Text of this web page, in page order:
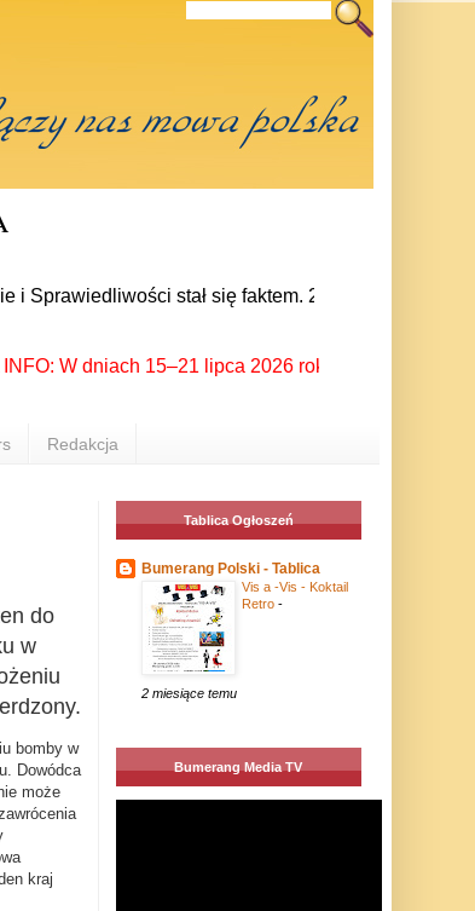
stał się faktem. 24 lipca prezes partii
W dniach 15–21 lipca 2026 roku Rzeszów
Redakcja
do
w
bomby w
Dowódca
może
kraj
Tablica Ogłoszeń
Bumerang Polski - Tablica
Vis a -Vis - Koktail
Retro -
2 miesiące temu
Bumerang Media TV